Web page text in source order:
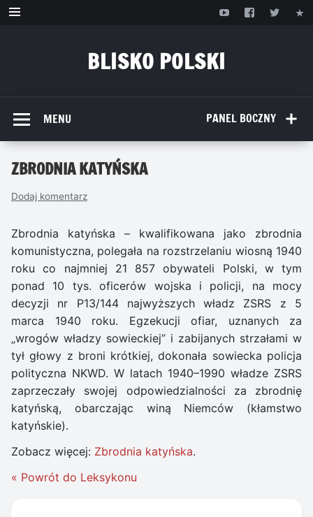
Przejdź
BLISKO POLSKI
PANEL BOCZNY
MENU
ZBRODNIA KATYŃSKA
Dodaj komentarz
Zbrodnia katyńska – kwalifikowana jako zbrodnia
komunistyczna, polegała na rozstrzelaniu wiosną 1940
roku co najmniej 21 857 obywateli Polski, w tym
ponad 10 tys. oficerów wojska i policji, na mocy
decyzji nr P13/144 najwyższych władz ZSRS z 5
marca 1940 roku. Egzekucji ofiar, uznanych za
„wrogów władzy sowieckiej” i zabijanych strzałami w
tył głowy z broni krótkiej, dokonała sowiecka policja
polityczna NKWD. W latach 1940–1990 władze ZSRS
zaprzeczały swojej odpowiedzialności za zbrodnię
katyńską, obarczając winą Niemców (kłamstwo
katyńskie).
Zobacz więcej: Zbrodnia katyńska.
« Powrót do Leksykonu